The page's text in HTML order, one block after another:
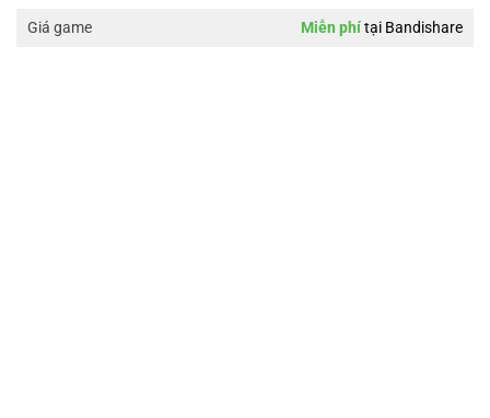
Giá game Miễn phítại Bandishare